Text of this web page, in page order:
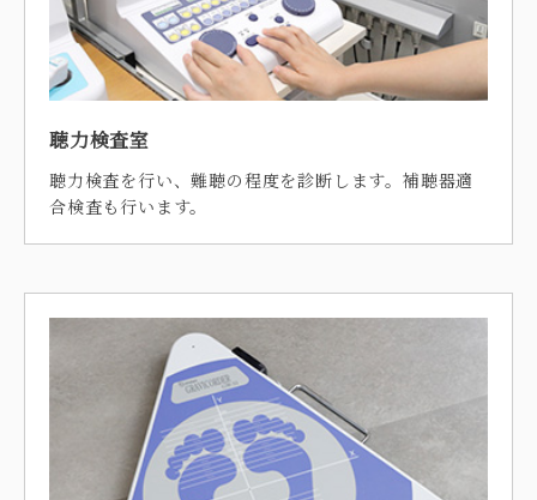
聴力検査室
聴力検査を行い、難聴の程度を診断します。補聴器適
合検査も行います。